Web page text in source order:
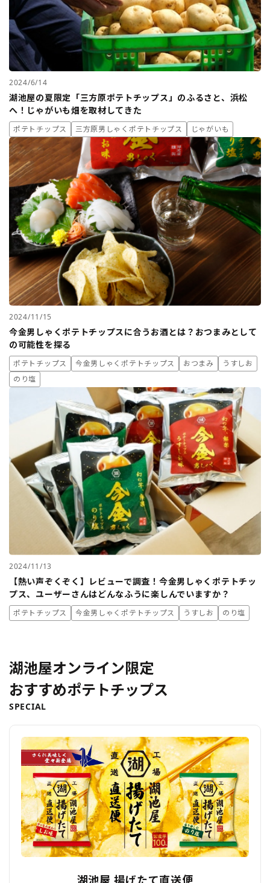
2024/6/14
湖池屋の夏限定「三方原ポテトチップス」のふるさと、浜松
へ！じゃがいも畑を取材してきた
ポテトチップス 三方原男しゃくポテトチップス じゃがいも
2024/11/15
今金男しゃくポテトチップスに合うお酒とは？おつまみとして
の可能性を探る
ポテトチップス 今金男しゃくポテトチップス おつまみ
うすしお
のり塩
2024/11/13
【熱い声ぞくぞく】レビューで調査！今金男しゃくポテトチッ
プス、ユーザーさんはどんなふうに楽しんでいますか？
ポテトチップス 今金男しゃくポテトチップス うすしお のり塩
湖池屋オンライン限定
おすすめポテトチップス
SPECIAL
湖池屋 揚げたて直送便